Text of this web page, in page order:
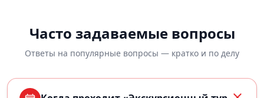
Часто задаваемые вопросы
Ответы на популярные вопросы — кратко и по делу